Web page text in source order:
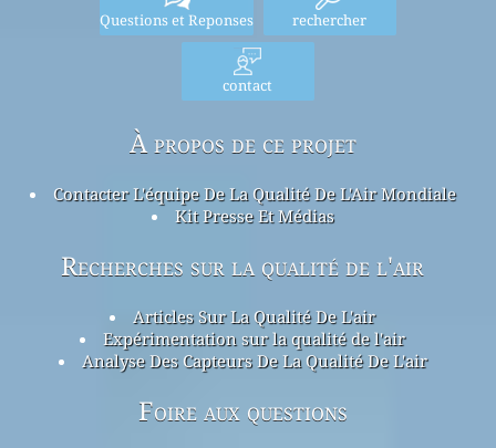
Questions et Reponses rechercher
contact
À propos de ce projet
Contacter L'équipe De La Qualité De L'Air Mondiale
Kit Presse Et Médias
Recherches sur la qualité de l'air
Articles Sur La Qualité De L'air
Expérimentation sur la qualité de l'air
Analyse Des Capteurs De La Qualité De L'air
Foire aux questions